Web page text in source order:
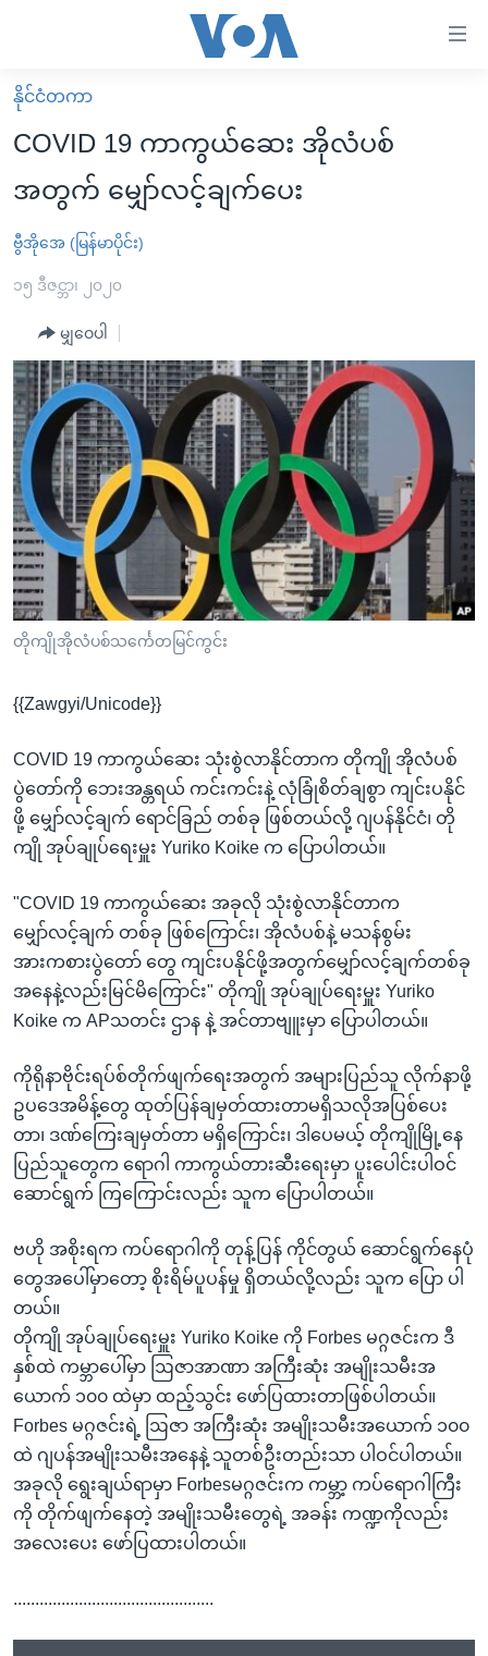
လွယ်ကူ
စေ
များ
ပင်မ
ကျော်
ကြည့်
ရန်
ပင်မ
အ
ညွန်း
စာမျက်နှာ
သို့
ကျော်
ကြည့်
ရှာဖွေ
နေရာ
သို့
ကျော်
ရန်
မူလစာမျက်နှာ
မြန်မာ
ကမ္ဘာ့သတင်းများ
နိုင်ငံတကာ
အစ္စရေး-ပါလက်စတိုင်း
ဗွီဒီယို
အင်္ဂလိပ်စာလေ့လာမယ်
အမေရိကန်သုံးအီဒီယံ
မကြေးမုံရဲ့ အင်္ဂလိပ်စာ
ရုပ်ရှင်ထဲက အင်္ဂလိပ်စာ
သုတပဒေသာ အင်္ဂလိပ်စာ
အပတ်စဉ်ကဏ္ဍများ
ရေဒီယို
တီဗွီ
ရေဒီယိုနှင့်ရုပ်သံ အချက်အလက်များ
ရေဒီယို/တီဗွီအစီအစဉ်
Learning English
ဗွီအိုအေ လူမှုကွန်ယက်များ
နိုင်ငံတကာ
COVID 19 ကာကွယ်ဆေး အိုလံပစ်
အတွက် မျှော်လင့်ချက်ပေး
ဗွီအိုအေ (မြန်မာပိုင်း)
၁၅ ဒီဇင္ဘာ၊ ၂၀၂၀
မျှဝေပါ
တိုကျိုအိုလံပစ်သင်္ကေတမြင်ကွင်း
{{Zawgyi/Unicode}}
COVID 19 ကာကွယ်ဆေး သုံးစွဲလာနိုင်တာက တိုကျို အိုလံပစ်
ပွဲတော်ကို ဘေးအန္တရယ် ကင်းကင်းနဲ့ လုံခြုံစိတ်ချစွာ ကျင်းပနိုင်
ဖို့ မျှော်လင့်ချက် ရောင်ခြည် တစ်ခု ဖြစ်တယ်လို့ ဂျပန်နိုင်ငံ၊ တို
ကျို အုပ်ချုပ်ရေးမှူး Yuriko Koike က ပြောပါတယ်။
"COVID 19 ကာကွယ်ဆေး အခုလို သုံးစွဲလာနိုင်တာက
မျှော်လင့်ချက် တစ်ခု ဖြစ်ကြောင်း၊ အိုလံပစ်နဲ့ မသန်စွမ်း
အားကစားပွဲတော် တွေ ကျင်းပနိုင်ဖို့အတွက်မျှော်လင့်ချက်တစ်ခု
အနေနဲ့လည်းမြင်မိကြောင်း" တိုကျို အုပ်ချုပ်ရေးမှူး Yuriko
Koike က APသတင်း ဌာန နဲ့ အင်တာဗျူးမှာ ပြောပါတယ်။
ကိုရိုနာဗိုင်းရပ်စ်တိုက်ဖျက်ရေးအတွက် အများပြည်သူ လိုက်နာဖို့
ဥပဒေအမိန့်တွေ ထုတ်ပြန်ချမှတ်ထားတာမရှိသလိုအပြစ်ပေး
တာ၊ ဒဏ်ကြေးချမှတ်တာ မရှိကြောင်း၊ ဒါပေမယ့် တိုကျိုမြို့နေ
ပြည်သူတွေက ရောဂါ ကာကွယ်တားဆီးရေးမှာ ပူးပေါင်းပါဝင်
ဆောင်ရွက် ကြကြောင်းလည်း သူက ပြောပါတယ်။
ဗဟို အစိုးရက ကပ်ရောဂါကို တုန့်ပြန် ကိုင်တွယ် ဆောင်ရွက်နေပုံ
တွေအပေါ်မှာတော့ စိုးရိမ်ပူပန်မှု ရှိတယ်လို့လည်း သူက ပြော ပါ
တယ်။
တိုကျို အုပ်ချုပ်ရေးမှူး Yuriko Koike ကို Forbes မဂ္ဂဇင်းက ဒီ
နှစ်ထဲ ကမ္ဘာပေါ်မှာ ဩဇာအာဏာ အကြီးဆုံး အမျိုးသမီးအ
ယောက် ၁၀၀ ထဲမှာ ထည့်သွင်း ဖော်ပြထားတာဖြစ်ပါတယ်။
Forbes မဂ္ဂဇင်းရဲ့ ဩဇာ အကြီးဆုံး အမျိုးသမီးအယောက် ၁၀၀
ထဲ ဂျပန်အမျိုးသမီးအနေနဲ့ သူတစ်ဦးတည်းသာ ပါဝင်ပါတယ်။
အခုလို ရွေးချယ်ရာမှာ Forbesမဂ္ဂဇင်းက ကမ္ဘာ့ ကပ်ရောဂါကြီး
ကို တိုက်ဖျက်နေတဲ့ အမျိုးသမီးတွေရဲ့ အခန်း ကဏ္ဍကိုလည်း
အလေးပေး ဖော်ပြထားပါတယ်။
..............................................